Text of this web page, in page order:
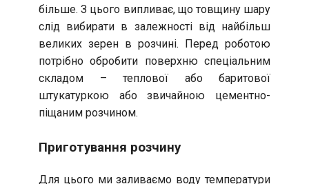
більше. З цього випливає, що товщину шару
слід вибирати в залежності від найбільш
великих зерен в розчині. Перед роботою
потрібно обробити поверхню спеціальним
складом – теплової або баритової
штукатуркою або звичайною цементно-
піщаним розчином.
Приготування розчину
Для цього ми заливаємо воду температури